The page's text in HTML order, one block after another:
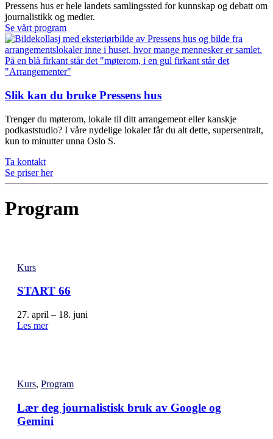
Pressens hus er hele landets samlingssted for kunnskap og debatt om
journalistikk og medier.
Se vårt program
Slik kan du bruke Pressens hus
Trenger du møterom, lokale til ditt arrangement eller kanskje
podkaststudio? I våre nydelige lokaler får du alt dette, supersentralt,
kun to minutter unna Oslo S.
Ta kontakt
Se priser her
Program
Kurs
START 66
27. april – 18. juni
Les mer
Kurs, Program
Lær deg journalistisk bruk av Google og
Gemini